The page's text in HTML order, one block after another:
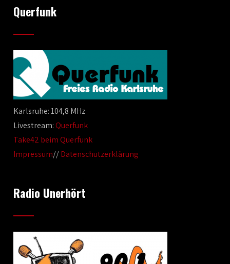
Querfunk
Karlsruhe: 104,8 MHz
Livestream:Querfunk
Take42 beim Querfunk
Impressum//Datenschutzerklärung
Radio Unerhört